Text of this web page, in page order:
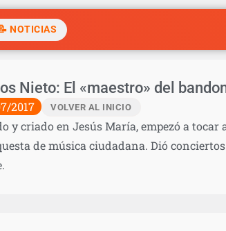
📝 NOTICIAS
Nieto: El «maestro» del
2017 VOLVER AL INICIO
y criado en Jesús María, empezó a
de música ciudadana. Dió